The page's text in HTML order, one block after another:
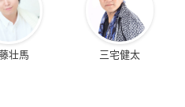
壮馬 三宅健太